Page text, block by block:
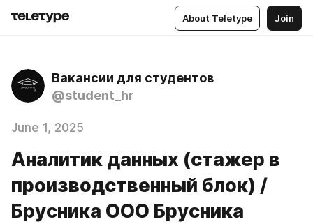
About Teletype Join
Вакансии для студентов
@student_hr
June 1, 2025
Аналитик данных (стажер в
производственный блок) /
Брусника ООО Брусника